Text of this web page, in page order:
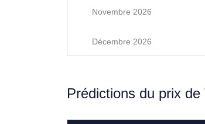
Novembre 2026
Décembre 2026
Prédictions du prix